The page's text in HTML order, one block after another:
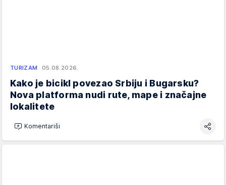
TURIZAM 05.08.2026.
Kako je bicikl povezao Srbiju i Bugarsku?
Nova platforma nudi rute, mape i značajne
lokalitete
Komentariši